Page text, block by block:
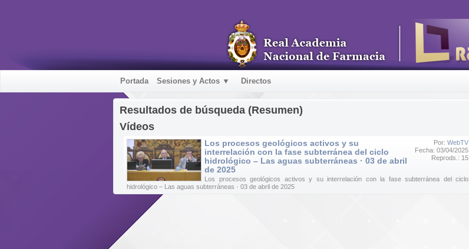
Portada Sesiones y Actos ▼ Directos
Resultados de búsqueda (Resumen)
Vídeos
Por: WebTV
Fecha: 03/04/2025
Reprods.: 15
Los procesos geológicos activos y su
interrelación con la fase subterránea del ciclo
hidrológico – Las aguas subterráneas · 03 de abril
de 2025
Los procesos geológicos activos y su interrelación con la fase subterránea del ciclo
hidrológico – Las aguas subterráneas · 03 de abril de 2025